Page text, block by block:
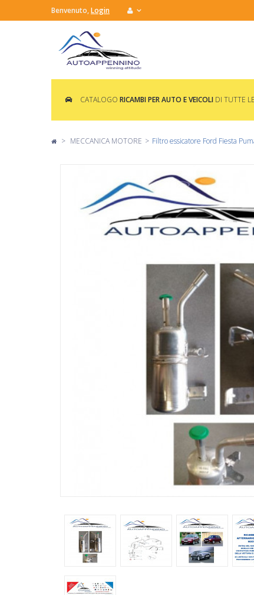
Benvenuto,Login
CATALOGO RICAMBI PER AUTO E VEICOLI DI TUTTE
> MECCANICA MOTORE > Filtro essicatore Ford Fiesta